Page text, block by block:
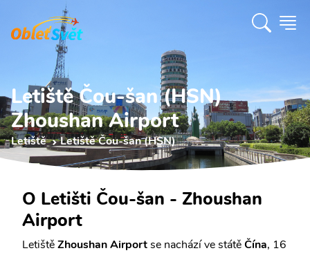
Letiště Čou-šan (HSN)
Zhoushan Airport
Letiště Letiště Čou-šan (HSN)
O Letišti Čou-šan - Zhoushan
Airport
LetištěZhoushan Airportse nachází ve státěČína, 16